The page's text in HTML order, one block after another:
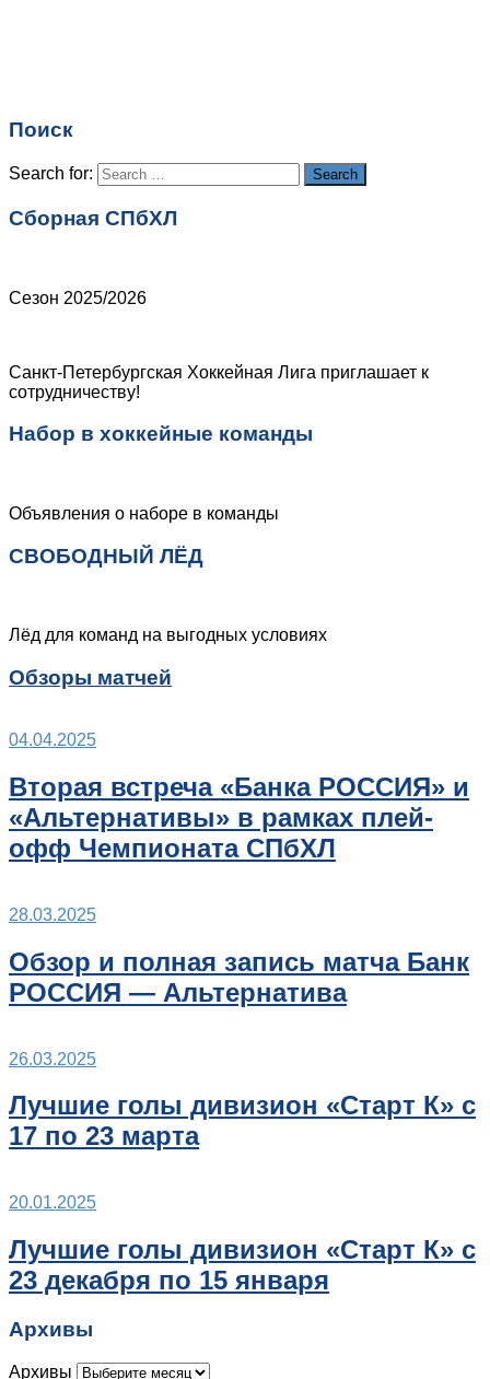
Поиск
Search for: Search
Сборная СПбХЛ
Сезон 2025/2026
Санкт-Петербургская Хоккейная Лига приглашает к
сотрудничеству!
Набор в хоккейные команды
Объявления о наборе в команды
СВОБОДНЫЙ ЛЁД
Лёд для команд на выгодных условиях
Обзоры матчей
04.04.2025
Вторая встреча «Банка РОССИЯ» и
«Альтернативы» в рамках плей-
офф Чемпионата СПбХЛ
28.03.2025
Обзор и полная запись матча Банк
РОССИЯ — Альтернатива
26.03.2025
Лучшие голы дивизион «Старт К» с
17 по 23 марта
20.01.2025
Лучшие голы дивизион «Старт К» с
23 декабря по 15 января
Архивы
Архивы